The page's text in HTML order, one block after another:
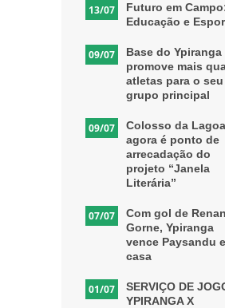
13/07
Futuro em
Educação e
09/07
Base do Ypiranga
promove mais
atletas para o seu
grupo principal
09/07
Colosso da Lagoa
agora é ponto de
arrecadação do
projeto “Janela
Literária”
07/07
Com gol de Renan
Gorne, Ypiranga
vence Paysandu
casa
01/07
SERVIÇO DE
YPIRANGA X